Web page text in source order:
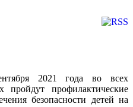
2021 года во всех
пройдут профилактические
безопасности детей на